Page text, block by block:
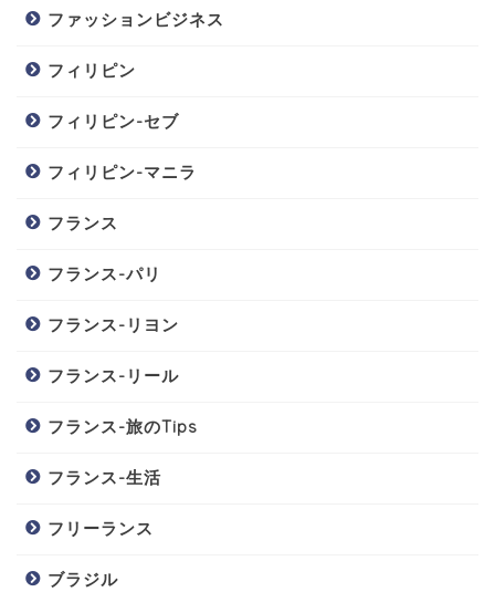
ファッションビジネス
フィリピン
フィリピン-セブ
フィリピン-マニラ
フランス
フランス-パリ
フランス-リヨン
フランス-リール
フランス-旅のTips
フランス-生活
フリーランス
ブラジル